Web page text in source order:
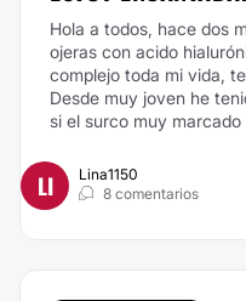
Hola a todos, hace dos
ojeras con acido
complejo toda mi vida,
Desde muy joven he
si el surco muy marcado
LI
Lina1150
8 comentarios